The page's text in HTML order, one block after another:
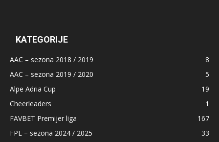
KATEGORIJE
AAC – sezona 2018 / 2019
8
AAC – sezona 2019 / 2020
5
Alpe Adria Cup
19
Cheerleaders
1
FAVBET Premijer liga
167
FPL – sezona 2024 / 2025
33